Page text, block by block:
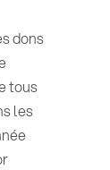
dons
tous
les